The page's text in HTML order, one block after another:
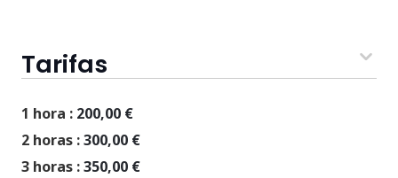
Tarifas
1 hora : 200,00 €
2 horas :300,00 €
3 horas :350,00 €